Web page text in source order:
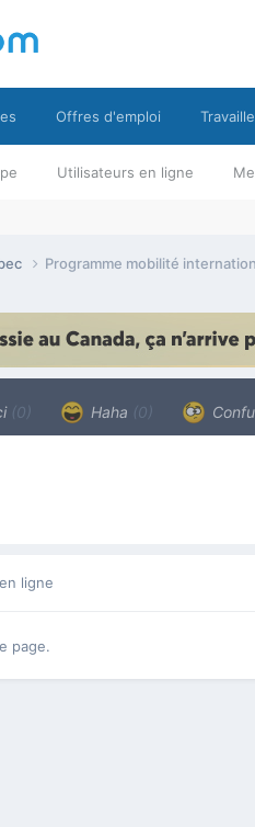
Utilisateurs en ligne
Offres d'emploi
Programme mobilité
(0) Haha (0)
ligne
page.